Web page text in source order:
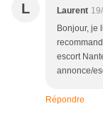
L Laurent
Bonjour, je
escort
annonce/
Répondre